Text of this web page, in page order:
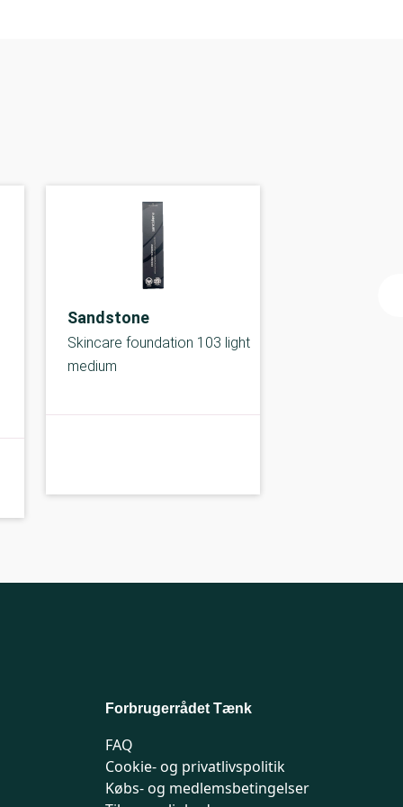
Sandstone
Skincare foundation 103 light
medium
Forbrugerrådet Tænk
FAQ
Cookie- og privatlivspolitik
Købs- og medlemsbetingelser